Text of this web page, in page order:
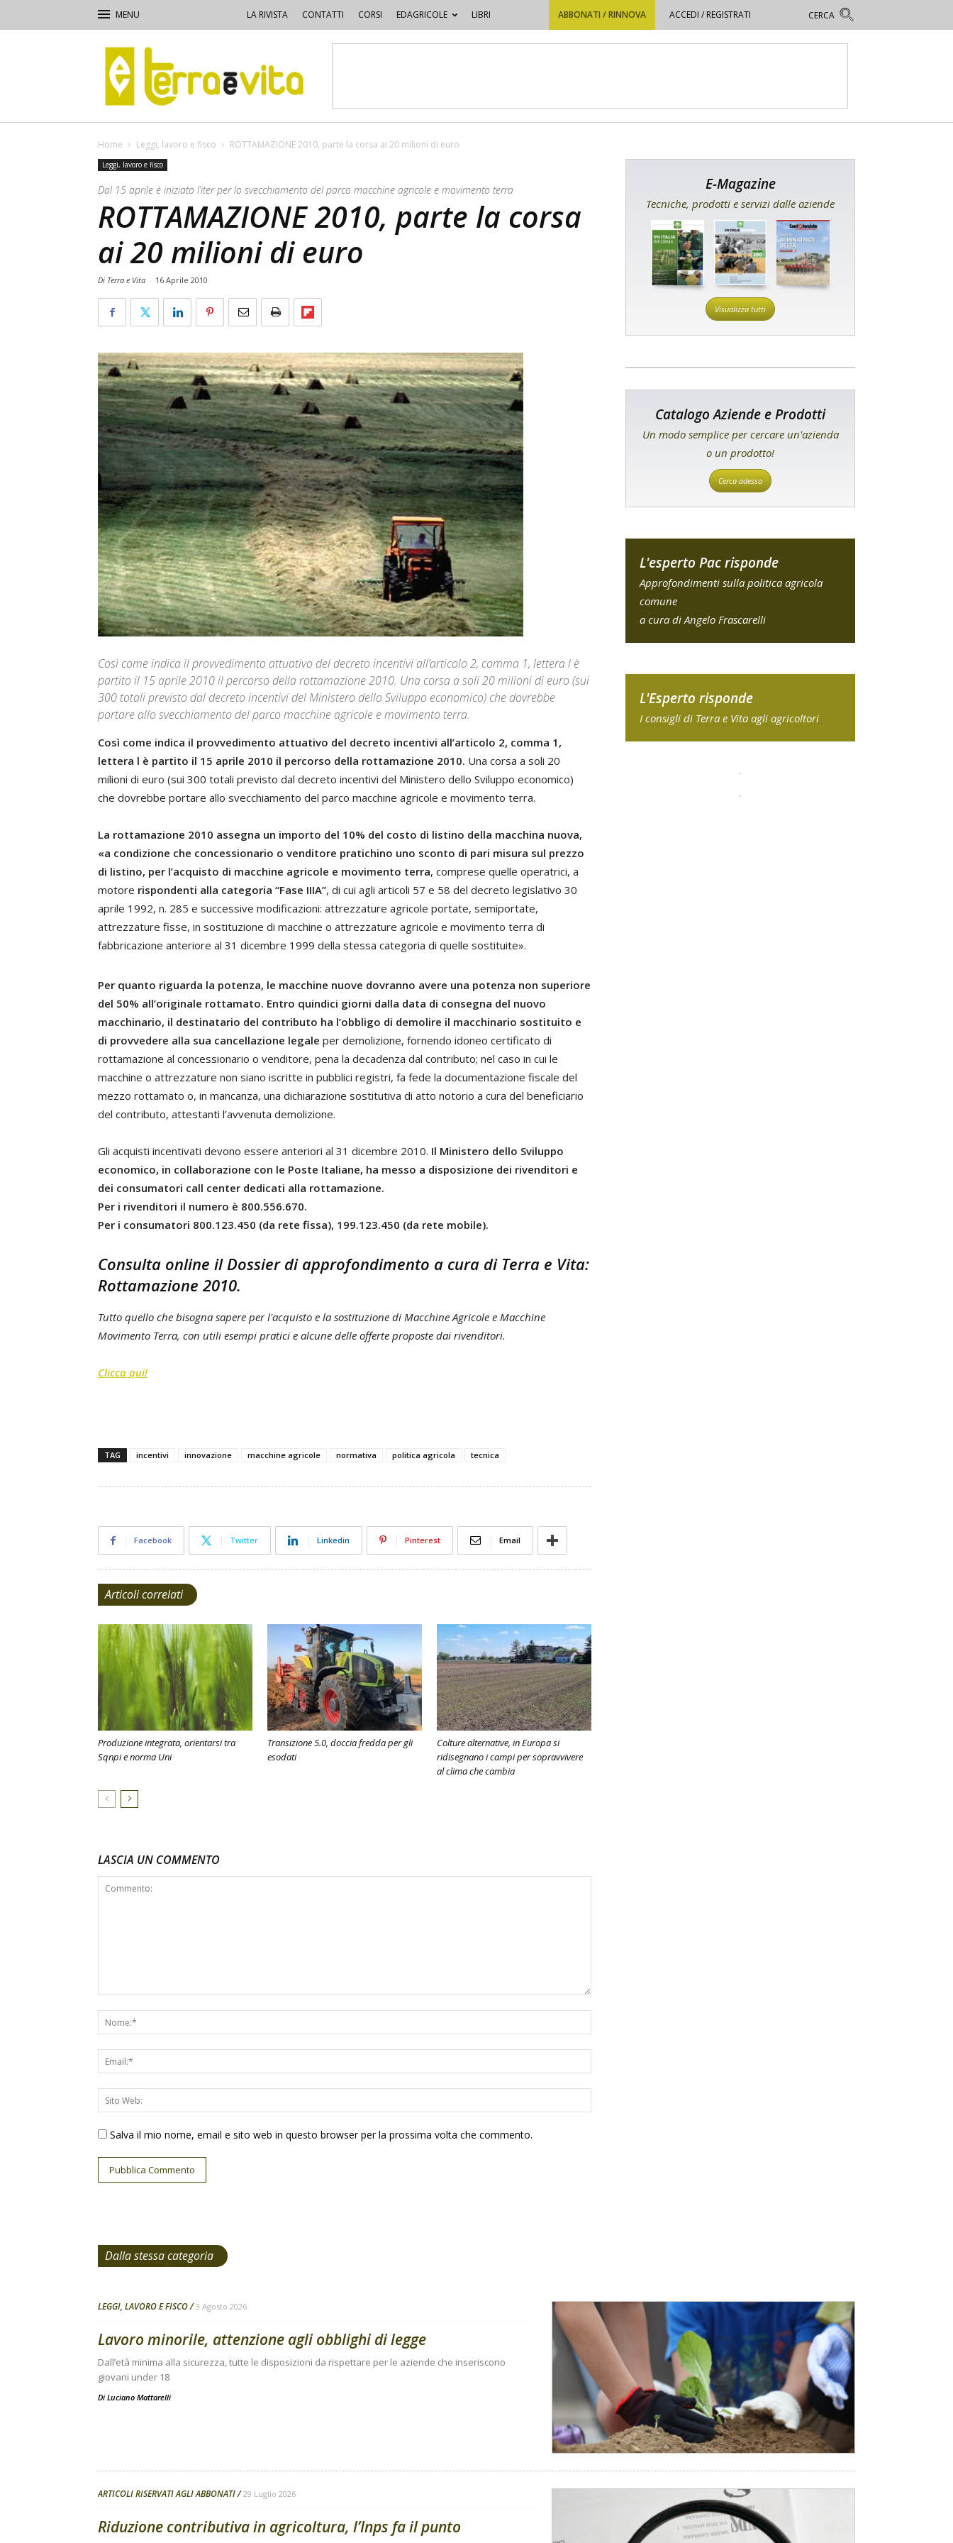
LA RIVISTA CONTATTI CORSI EDAGRICOLE LIBRI ABBONATI / RINNOVA ACCEDI / REGISTRATI
Terra
e
Vita
Home Leggi, lavoro e fisco ROTTAMAZIONE 2010, parte la corsa ai 20 milioni di euro
Leggi, lavoro e fisco
Dal 15 aprile è iniziato l’iter per lo svecchiamento del parco macchine agricole e movimento terra
ROTTAMAZIONE 2010, parte la corsa
ai 20 milioni di euro
Di Terra e Vita - 16 Aprile 2010
Così come indica il provvedimento attuativo del decreto incentivi all’articolo 2, comma 1, lettera l è
partito il 15 aprile 2010 il percorso della rottamazione 2010. Una corsa a soli 20 milioni di euro (sui
300 totali previsto dal decreto incentivi del Ministero dello Sviluppo economico) che dovrebbe
portare allo svecchiamento del parco macchine agricole e movimento terra.
Così come indica il provvedimento attuativo del decreto incentivi all’articolo 2, comma 1,
lettera l è partito il 15 aprile 2010 il percorso della rottamazione 2010. Una corsa a soli 20
milioni di euro (sui 300 totali previsto dal decreto incentivi del Ministero dello Sviluppo economico)
che dovrebbe portare allo svecchiamento del parco macchine agricole e movimento terra.
La rottamazione 2010 assegna un importo del 10% del costo di listino della macchina nuova,
«a condizione che concessionario o venditore pratichino uno sconto di pari misura sul prezzo
di listino, per l’acquisto di macchine agricole e movimento terra, comprese quelle operatrici, a
motore rispondenti alla categoria “Fase IIIA”, di cui agli articoli 57 e 58 del decreto legislativo 30
aprile 1992, n. 285 e successive modificazioni: attrezzature agricole portate, semiportate,
attrezzature fisse, in sostituzione di macchine o attrezzature agricole e movimento terra di
fabbricazione anteriore al 31 dicembre 1999 della stessa categoria di quelle sostituite».
Per quanto riguarda la potenza, le macchine nuove dovranno avere una potenza non superiore
del 50% all’originale rottamato. Entro quindici giorni dalla data di consegna del nuovo
macchinario, il destinatario del contributo ha l’obbligo di demolire il macchinario sostituito e
di provvedere alla sua cancellazione legale per demolizione, fornendo idoneo certificato di
rottamazione al concessionario o venditore, pena la decadenza dal contributo; nel caso in cui le
macchine o attrezzature non siano iscritte in pubblici registri, fa fede la documentazione fiscale del
mezzo rottamato o, in mancanza, una dichiarazione sostitutiva di atto notorio a cura del beneficiario
del contributo, attestanti l’avvenuta demolizione.
Gli acquisti incentivati devono essere anteriori al 31 dicembre 2010. Il Ministero dello Sviluppo
economico, in collaborazione con le Poste Italiane, ha messo a disposizione dei rivenditori e
dei consumatori call center dedicati alla rottamazione.
Per i rivenditori il numero è 800.556.670.
Per i consumatori 800.123.450 (da rete fissa), 199.123.450 (da rete mobile).
Consulta online il Dossier di approfondimento a cura di Terra e Vita:
Rottamazione 2010.
Tutto quello che bisogna sapere per l'acquisto e la sostituzione di Macchine Agricole e Macchine
Movimento Terra, con utili esempi pratici e alcune delle offerte proposte dai rivenditori.
Clicca qui!
TAG incentivi innovazione macchine agricole normativa politica agricola tecnica
Facebook Twitter Linkedin Pinterest Email
Articoli correlati
Produzione integrata, orientarsi tra
Sqnpi e norma Uni
Transizione 5.0, doccia fredda per gli
esodati
Colture alternative, in Europa si
ridisegnano i campi per sopravvivere
al clima che cambia
LASCIA UN COMMENTO
Salva il mio nome, email e sito web in questo browser per la prossima volta che commento.
E-Magazine
Tecniche, prodotti e servizi dalle aziende
Visualizza tutti
Catalogo Aziende e Prodotti
Un modo semplice per cercare un'azienda
o un prodotto!
Cerca adesso
L'esperto Pac risponde
Approfondimenti sulla politica agricola
comune
a cura di Angelo Frascarelli
L'Esperto risponde
I consigli di Terra e Vita agli agricoltori
Dalla stessa categoria
LEGGI, LAVORO E FISCO 3 Agosto 2026
Lavoro minorile, attenzione agli obblighi di legge
Dall’età minima alla sicurezza, tutte le disposizioni da rispettare per le aziende che inseriscono
giovani under 18
Di Luciano Mattarelli
ARTICOLI RISERVATI AGLI ABBONATI 29 Luglio 2026
Riduzione contributiva in agricoltura, l’Inps fa il punto